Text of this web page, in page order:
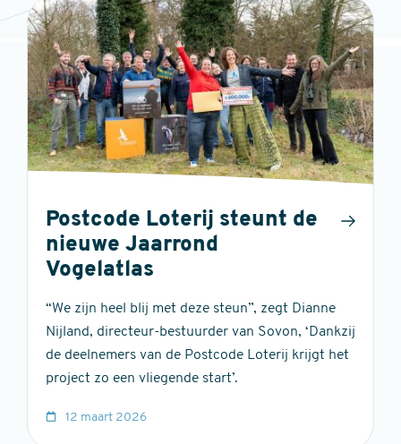
Postcode Loterij steunt de
nieuwe Jaarrond
Vogelatlas
“We zijn heel blij met deze steun”, zegt Dianne
Nijland, directeur-bestuurder van Sovon, ‘Dankzij
de deelnemers van de Postcode Loterij krijgt het
project zo een vliegende start’.
12 maart 2026